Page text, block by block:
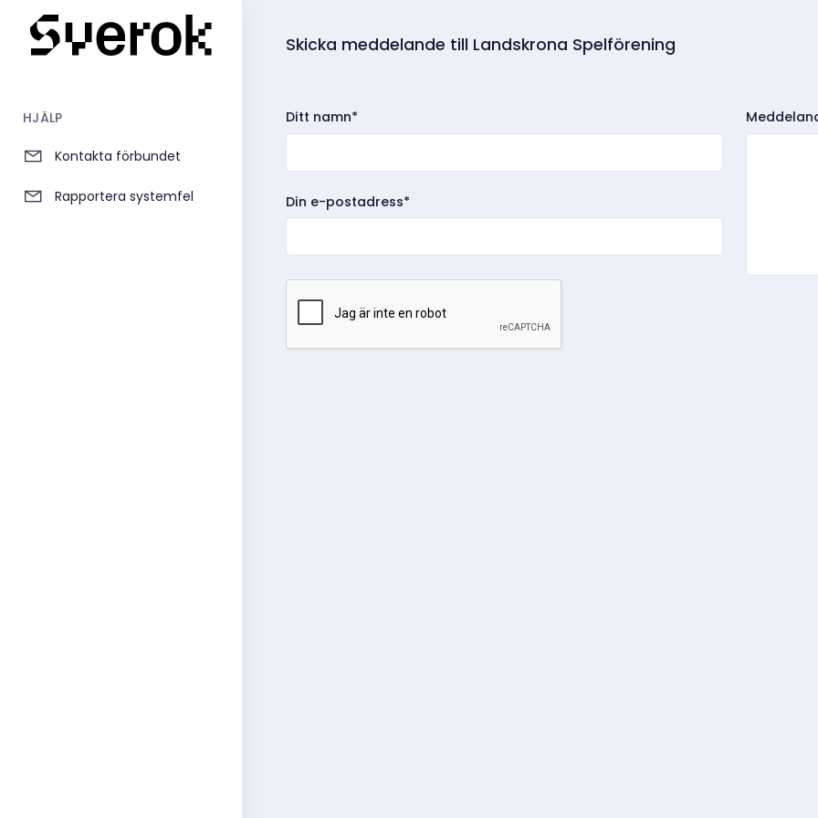
HJÄLP
Kontakta förbundet
Rapportera systemfel
Skicka meddelande till Landskrona Spelförening
Ditt namn*
Din e-postadress*